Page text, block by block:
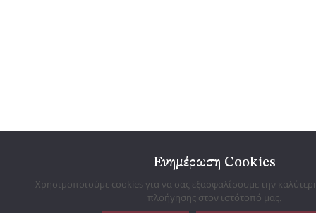
Ενημέρωση Cookies
Χρησιμοποιούμε cookies για να σας εξασφαλίσουμε την
πλοήγησης στον ιστότοπό μας.